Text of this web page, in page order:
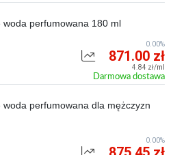
perfumowana 180 ml
871.00 zł
4.84 zł/ml
Darmowa dostawa
0.00%
perfumowana dla mężczyzn
0.00%